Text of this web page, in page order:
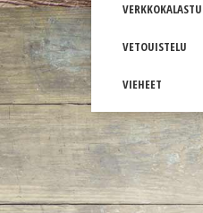
VETOUISTELU
VIEHEET